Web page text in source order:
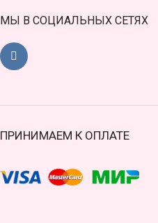
МЫ В СОЦИАЛЬНЫХ СЕТЯХ
ПРИНИМАЕМ К ОПЛАТЕ